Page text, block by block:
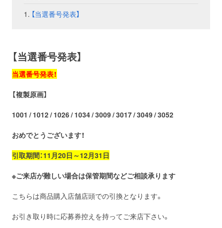
【当選番号発表】
【当選番号発表】
当選番号発表！
【複製原画】
1001 / 1012 / 1026 / 1034 / 3009 / 3017 / 3049 / 3052
おめでとうございます！
引取期間：11月20日～12月31日
※ご来店が難しい場合は保管期間などご相談承ります
こちらは商品購入店舗店頭での引換となります。
お引き取り時に応募券控えを持ってご来店下さい。
フェア
お問い合わせ